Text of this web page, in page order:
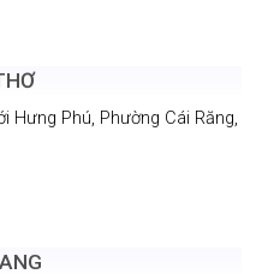
Thành, Tỉnh Vĩnh Long
Phú, Phường Cái Răng,